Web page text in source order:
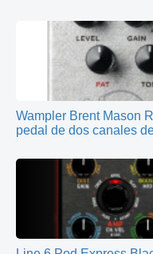
Wampler Brent Mason
pedal de dos canales